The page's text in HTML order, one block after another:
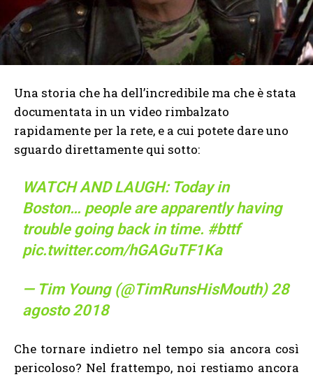
Una storia che ha dell’incredibile ma che è stata
documentata in un video rimbalzato
rapidamente per la rete, e a cui potete dare uno
sguardo direttamente qui sotto:
WATCH AND LAUGH: Today in
Boston… people are apparently having
trouble going back in time. #bttf
pic.twitter.com/hGAGuTF1Ka
— Tim Young (@TimRunsHisMouth) 28
agosto 2018
Che tornare indietro nel tempo sia ancora così
pericoloso? Nel frattempo, noi restiamo ancora